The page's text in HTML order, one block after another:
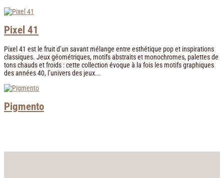
Pixel 41
Pixel 41 est le fruit d’un savant mélange entre esthétique pop et inspirations
classiques. Jeux géométriques, motifs abstraits et monochromes, palettes de
tons chauds et froids : cette collection évoque à la fois les motifs graphiques
des années 40, l’univers des jeux...
Pigmento